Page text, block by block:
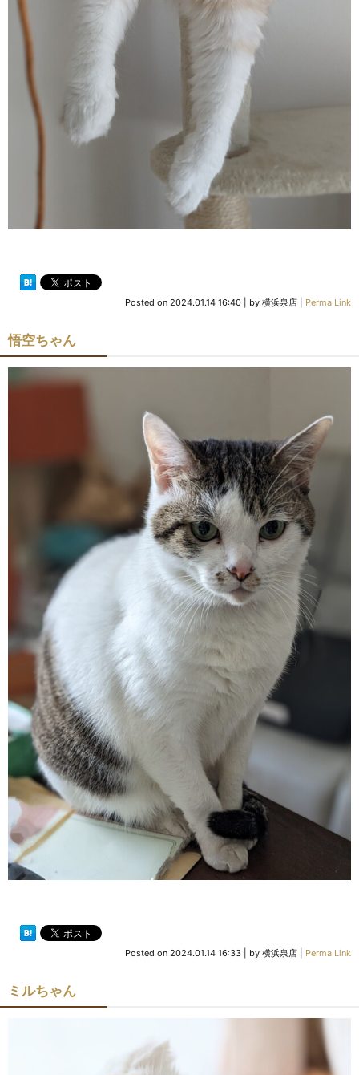
Posted on 2024.01.14 16:40 by 横浜泉店 Perma Link
悟空ちゃん
Posted on 2024.01.14 16:33 by 横浜泉店 Perma Link
ミルちゃん